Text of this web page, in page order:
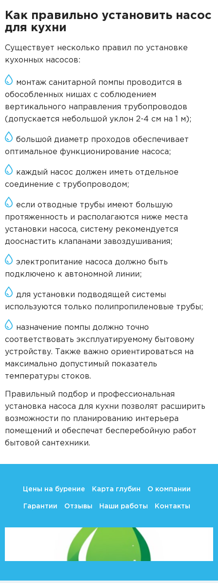
Как правильно установить насос
для кухни
Существует несколько правил по установке
кухонных насосов:
монтаж санитарной помпы проводится в
обособленных нишах с соблюдением
вертикального направления трубопроводов
(допускается небольшой уклон 2-4 см на 1 м);
большой диаметр проходов обеспечивает
оптимальное функционирование насоса;
каждый насос должен иметь отдельное
соединение с трубопроводом;
если отводные трубы имеют большую
протяженность и располагаются ниже места
установки насоса, систему рекомендуется
дооснастить клапанами завоздушивания;
электропитание насоса должно быть
подключено к автономной линии;
для установки подводящей системы
используются только полипропиленовые трубы;
назначение помпы должно точно
соответствовать эксплуатируемому бытовому
устройству. Также важно ориентироваться на
максимально допустимый показатель
температуры стоков.
Правильный подбор и профессиональная
установка насоса для кухни позволят расширить
возможности по планированию интерьера
помещений и обеспечат бесперебойную работ
бытовой сантехники.
Цены на бурение Карта глубин О компании
Гарантии Отзывы Наши работы Контакты